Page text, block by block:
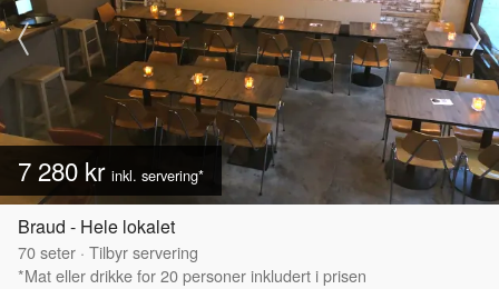
7 280 kr inkl. servering*
Braud - Hele lokalet
70seter · Tilbyr servering
*Mat eller drikke for 20 personer inkludert i prisen